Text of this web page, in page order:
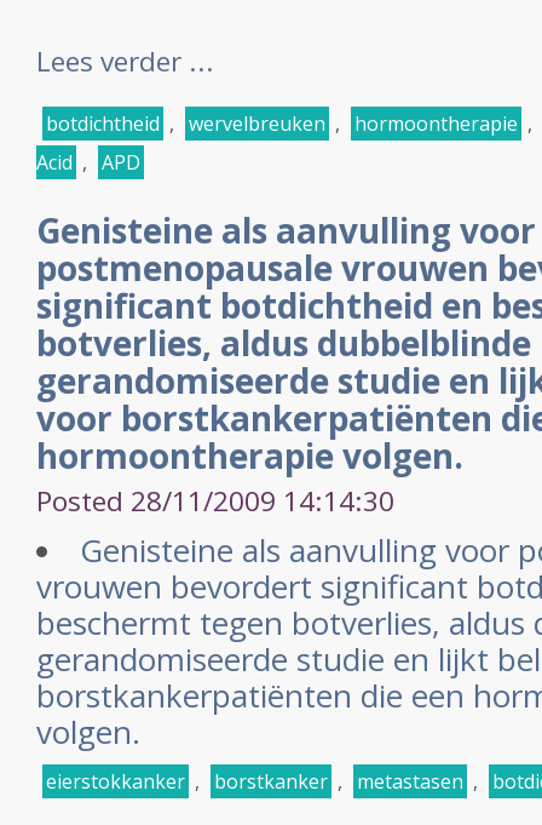
Lees verder ...
botdichtheid , wervelbreuken , hormoontherapie ,
Acid , APD
Genisteine als aanvulling voor
postmenopausale vrouwen
significant botdichtheid en
botverlies, aldus dubbelblinde
gerandomiseerde studie en
voor borstkankerpatiënten
hormoontherapie volgen.
Posted 28/11/2009 14:14:30
Genisteine als aanvulling voor
vrouwen bevordert significant
beschermt tegen botverlies, aldus
gerandomiseerde studie en lijkt
borstkankerpatiënten die een
volgen.
eierstokkanker , borstkanker , metastasen ,